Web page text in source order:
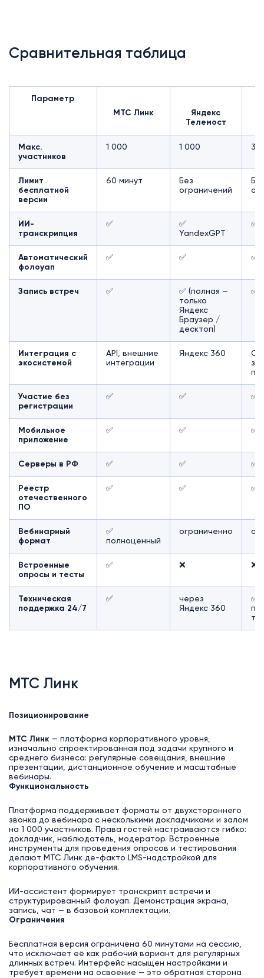
Сравнительная таблица
Параметр
МТС Линк
Яндекс
Телемост
Макс.
участников
1 000 1 000
Лимит
бесплатной
версии
60 минут
Без
ограничений
ИИ-
транскрипция
✅
✅
YandexGPT
✅
Автоматический
фолоуап
✅ ✅ ✅
Запись встреч ✅
✅ (полная —
только
Яндекс
Браузер /
десктоп)
✅
Интеграция с
экосистемой
API, внешние
интеграции
Яндекс 360
Участие без
регистрации
✅ ✅ ✅
Мобильное
приложение
✅ ✅ ✅
Серверы в РФ ✅ ✅ ✅
Реестр
отечественного
ПО
✅ ✅ ✅
Вебинарный
формат
✅
полноценный
ограниченно
Встроенные
опросы и тесты
✅ ❌ ❌
Техническая
поддержка 24/7
✅
через
Яндекс 360
✅
МТС Линк
Позиционирование
МТС Линк— платформа корпоративного уровня,
изначально спроектированная под задачи крупного и
среднего бизнеса: регулярные совещания, внешние
презентации, дистанционное обучение и масштабные
вебинары.
Функциональность
Платформа поддерживает форматы от двухстороннего
звонка до вебинара с несколькими докладчиками и залом
на 1 000 участников. Права гостей настраиваются гибко:
докладчик, наблюдатель, модератор. Встроенные
инструменты для проведения опросов и тестирования
делают МТС Линк де-факто LMS-надстройкой для
корпоративного обучения.
ИИ-ассистент формирует транскрипт встречи и
структурированный фолоуап. Демонстрация экрана,
запись, чат — в базовой комплектации.
Ограничения
Бесплатная версия ограничена 60 минутами на сессию,
что исключает её как рабочий вариант для регулярных
длинных встреч. Интерфейс насыщен настройками и
требует времени на освоение — это обратная сторона